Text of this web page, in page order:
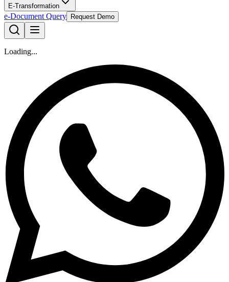
E-Transformation
e-Document Query Request Demo
Loading...